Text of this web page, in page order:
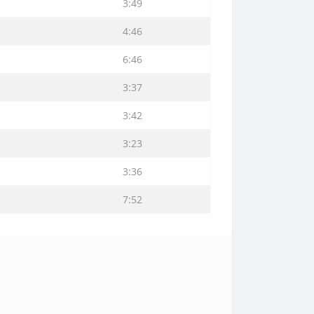
3:49
4:46
6:46
3:37
3:42
3:23
3:36
7:52